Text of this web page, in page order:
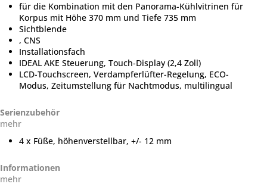
für die Kombination mit den Panorama-Kühlvitrinen für
Korpus mit Höhe 370 mm und Tiefe 735 mm
Sichtblende
, CNS
Installationsfach
IDEAL AKE Steuerung, Touch-Display (2,4 Zoll)
LCD-Touchscreen, Verdampferlüfter-Regelung, ECO-
Modus, Zeitumstellung für Nachtmodus, multilingual
Serienzubehör
mehr
4 x Füße, höhenverstellbar, +/- 12 mm
Informationen
mehr